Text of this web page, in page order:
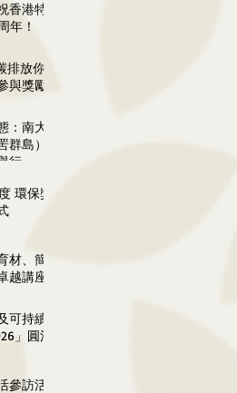
香港特
年！
排放你
與獎勵
：南大
群島）
行
環保獎
材、簡
越講座
可持續
」圓滿
參訪活